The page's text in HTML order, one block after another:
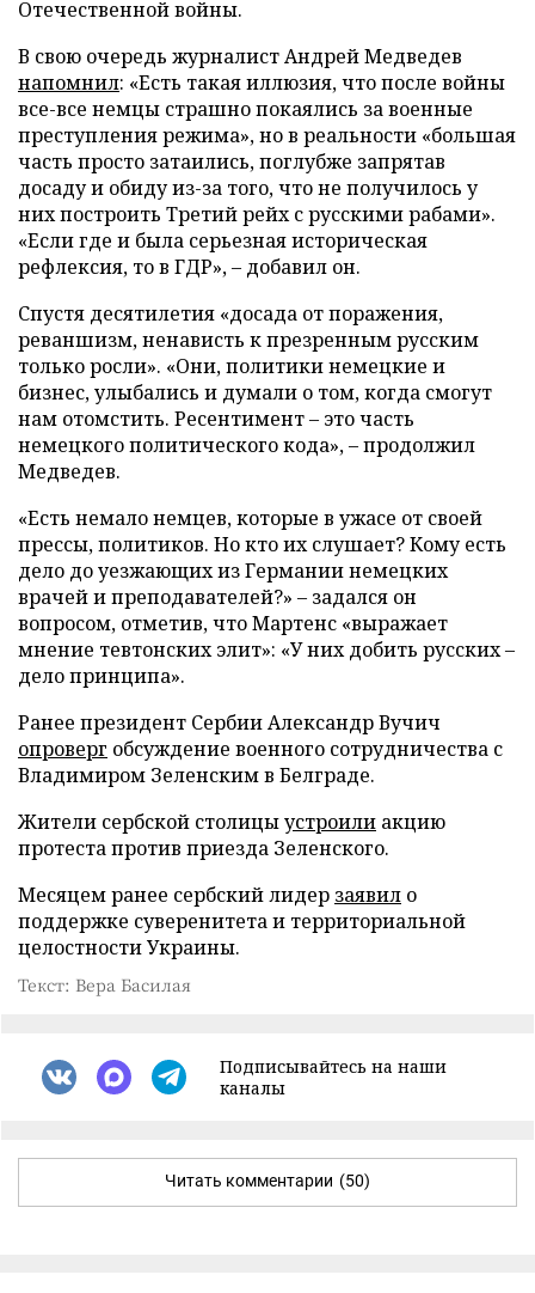
Отечественной войны.
В свою очередь журналист Андрей Медведев
напомнил: «Есть такая иллюзия, что после войны
все-все немцы страшно покаялись за военные
преступления режима», но в реальности «большая
часть просто затаились, поглубже запрятав
досаду и обиду из-за того, что не получилось у
них построить Третий рейх с русскими рабами».
«Если где и была серьезная историческая
рефлексия, то в ГДР», – добавил он.
Спустя десятилетия «досада от поражения,
реваншизм, ненависть к презренным русским
только росли». «Они, политики немецкие и
бизнес, улыбались и думали о том, когда смогут
нам отомстить. Ресентимент – это часть
немецкого политического кода», – продолжил
Медведев.
«Есть немало немцев, которые в ужасе от своей
прессы, политиков. Но кто их слушает? Кому есть
дело до уезжающих из Германии немецких
врачей и преподавателей?» – задался он
вопросом, отметив, что Мартенс «выражает
мнение тевтонских элит»: «У них добить русских –
дело принципа».
Ранее президент Сербии Александр Вучич
опроверг обсуждение военного сотрудничества с
Владимиром Зеленским в Белграде.
Жители сербской столицыустроили акцию
протеста против приезда Зеленского.
Месяцем ранее сербский лидер заявил о
поддержке суверенитета и территориальной
целостности Украины.
Текст: Вера Басилая
Подписывайтесь на наши
каналы
Читать комментарии (50)